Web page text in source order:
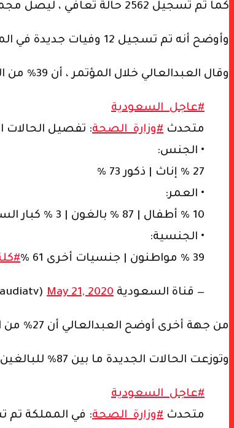
كما تم تسجيل 2562 حالة تعافي ، ليصل مجموع المتعافين إلى 36040 حالة.
وأوضح أنه تم تسجيل 12 وفيات جديدة في المملكة، ليصل إجمالي الوفيات إلى 351 حالة.
وقال العبدالعالي خلال المؤتمر ، أن 39% من الحالات المصابة بفيروس كورونا المستجد اليوم تعود لسعوديين، و 61% لغير سعوديين .
#عاجل_السعودية
متحدث #وزارة_الصحة: تفصيل الحالات
• الجنس:
27 % إناث | ذكور 73 %
• العمر:
10 % أطفال | 87 % بالغون | 3 % كبار السن
• الجنسية:
39 % مواطنون | جنسيات أخرى 61 %
— قناة السعودية 🇸🇦 (@saudiatv) May 21, 2020
من جهة أخرى أوضح العبدالعالي أن 27% من الحالات المسجلة اليوم للإناث ، و 73% للذكور .
وتوزعت الحالات الجديدة ما بين 87% للبالغين و 10% أطفال و 3% كبار سن .
#عاجل_السعودية
متحدث #وزارة_الصحة: في المملكة تم تسجيل 2532 حالة مؤكدة